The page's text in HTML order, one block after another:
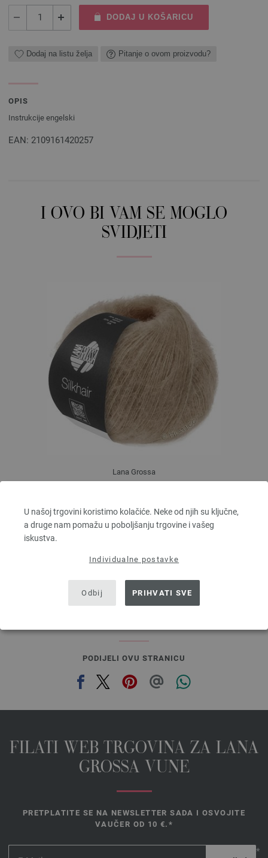
U našoj trgovini koristimo kolačiće. Neke od njih su ključne,
a druge nam pomažu u poboljšanju trgovine i vašeg
iskustva.
Individualne postavke
Odbij PRIHVATI SVE
DODAJ U KOŠARICU
Dodaj na listu želja Pitanje o ovom proizvodu?
OPIS
Instrukcije engelski
EAN: 2109161420257
I OVO BI VAM SE MOGLO
SVIDJETI
Lana Grossa
Dužina: otprilike 210 m / 25 g
Većina igle: 4,5 - 5
bez PDV-a, dodatno troškovi za dostavu, Osnovna cijena:
prev next
PODIJELI OVU STRANICU
FILATI WEB TRGOVINA ZA LANA
GROSSA VUNE
PRETPLATITE SE NA NEWSLETTER SADA I OSVOJITE
VAUČER OD 10 €.*
*